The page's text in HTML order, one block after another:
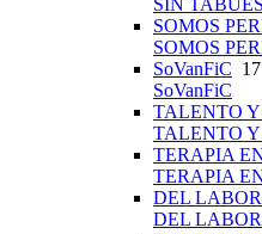
SIN TABÚES
SOMOS
SOMOS
SoVanFiC 17
SoVanFiC
TALENTO
TALENTO
TERAPIA
TERAPIA
DEL
DEL